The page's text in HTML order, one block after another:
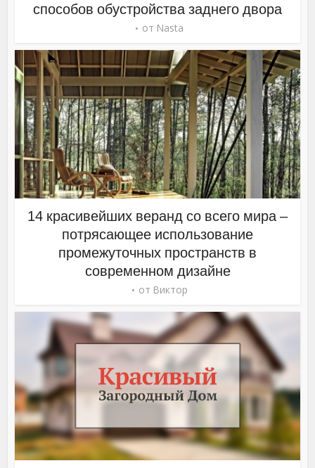
способов обустройства заднего двора
от Nasta
14 красивейших веранд со всего мира –
потрясающее использование
промежуточных пространств в
современном дизайне
от Виктор